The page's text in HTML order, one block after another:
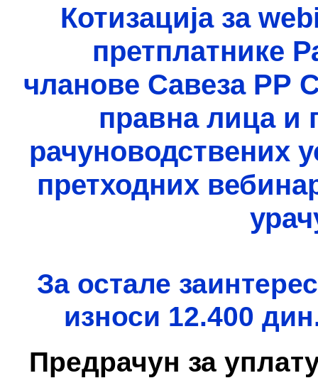
Котизација за
претплатнике
чланове Савеза РР
правна лица и
рачуноводствених
претходних
За остале
износи 12.400
Предрачун за